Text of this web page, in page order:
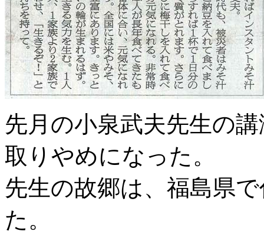
先月の小泉武夫先生の
取りやめになった。
先生の故郷は、福島県
た。